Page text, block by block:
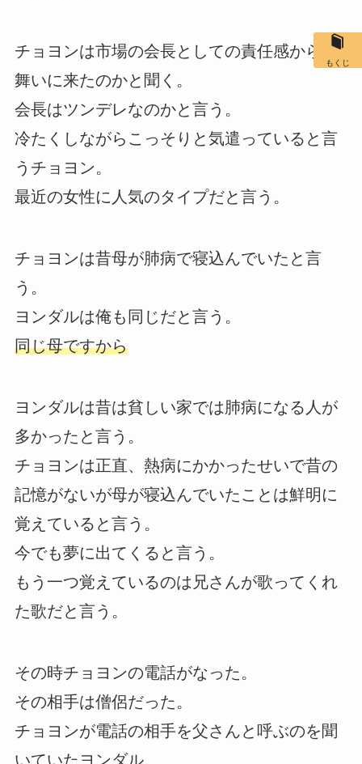
チョヨンは市場の会長としての責任感から見
舞いに来たのかと聞く。
会長はツンデレなのかと言う。
冷たくしながらこっそりと気遣っていると言
うチョヨン。
最近の女性に人気のタイプだと言う。
チョヨンは昔母が肺病で寝込んでいたと言
う。
ヨンダルは俺も同じだと言う。
同じ母ですから
ヨンダルは昔は貧しい家では肺病になる人が
多かったと言う。
チョヨンは正直、熱病にかかったせいで昔の
記憶がないが母が寝込んでいたことは鮮明に
覚えていると言う。
今でも夢に出てくると言う。
もう一つ覚えているのは兄さんが歌ってくれ
た歌だと言う。
その時チョヨンの電話がなった。
その相手は僧侶だった。
チョヨンが電話の相手を父さんと呼ぶのを聞
いていたヨンダル。
もくじ